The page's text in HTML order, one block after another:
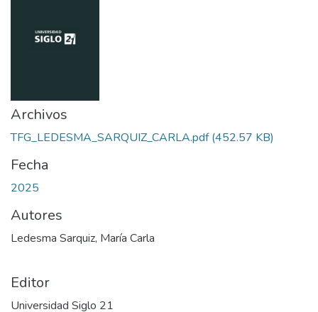
Archivos
TFG_LEDESMA_SARQUIZ_CARLA.pdf(452.57 KB)
Fecha
2025
Autores
Ledesma Sarquiz, María Carla
Editor
Universidad Siglo 21